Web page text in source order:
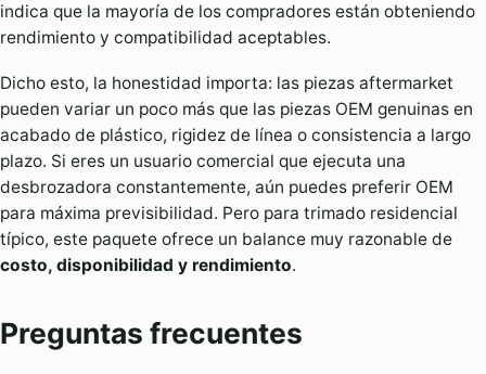
indica que la mayoría de los compradores están obteniendo
rendimiento y compatibilidad aceptables.
Dicho esto, la honestidad importa: las piezas aftermarket
pueden variar un poco más que las piezas OEM genuinas en
acabado de plástico, rigidez de línea o consistencia a largo
plazo. Si eres un usuario comercial que ejecuta una
desbrozadora constantemente, aún puedes preferir OEM
para máxima previsibilidad. Pero para trimado residencial
típico, este paquete ofrece un balance muy razonable de
costo, disponibilidad y rendimiento.
Preguntas frecuentes